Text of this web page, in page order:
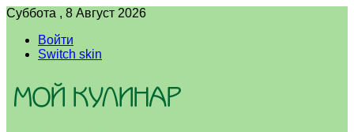
Суббота , 8 Август 2026
Войти
Switch skin